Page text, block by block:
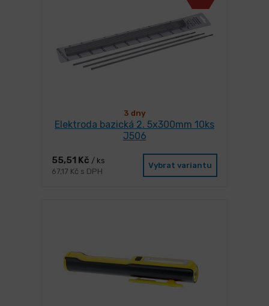
3 dny
Elektroda bazická 2. 5x300mm 10ks
J506
55,51 Kč / ks
67,17 Kč s DPH
Vybrat variantu